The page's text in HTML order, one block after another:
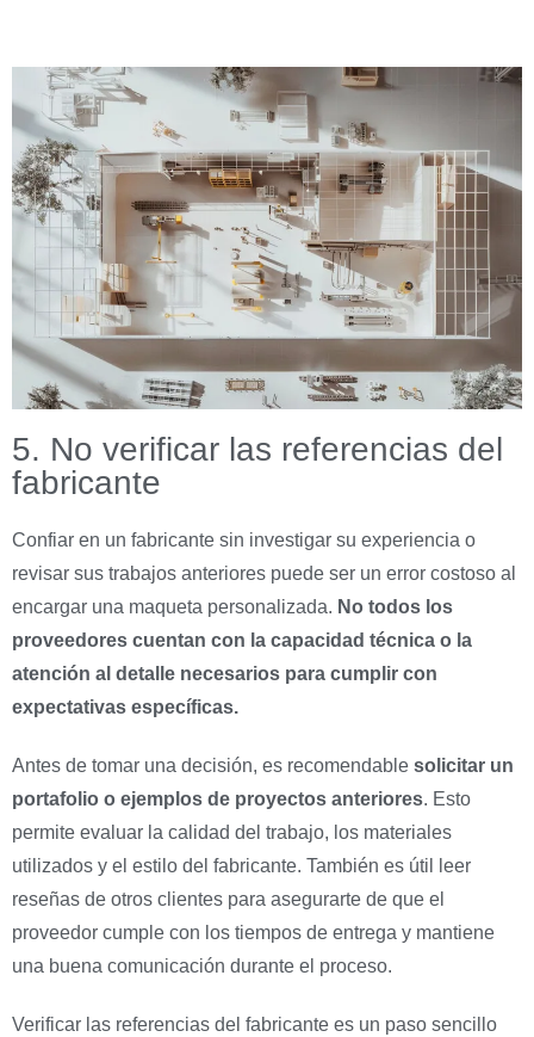
5. No verificar las referencias del
fabricante
Confiar en un fabricante sin investigar su experiencia o
revisar sus trabajos anteriores puede ser un error costoso al
encargar una maqueta personalizada. No todos los
proveedores cuentan con la capacidad técnica o la
atención al detalle necesarios para cumplir con
expectativas específicas.
Antes de tomar una decisión, es recomendable solicitar un
portafolio o ejemplos de proyectos anteriores. Esto
permite evaluar la calidad del trabajo, los materiales
utilizados y el estilo del fabricante. También es útil leer
reseñas de otros clientes para asegurarte de que el
proveedor cumple con los tiempos de entrega y mantiene
una buena comunicación durante el proceso.
Verificar las referencias del fabricante es un paso sencillo